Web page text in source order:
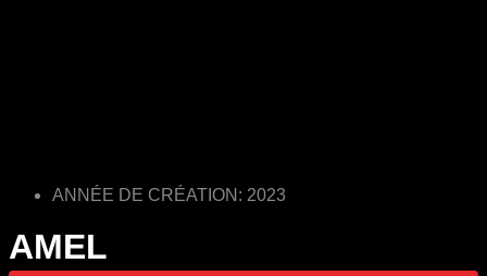
ANNÉE DE CRÉATION: 2023
AMEL